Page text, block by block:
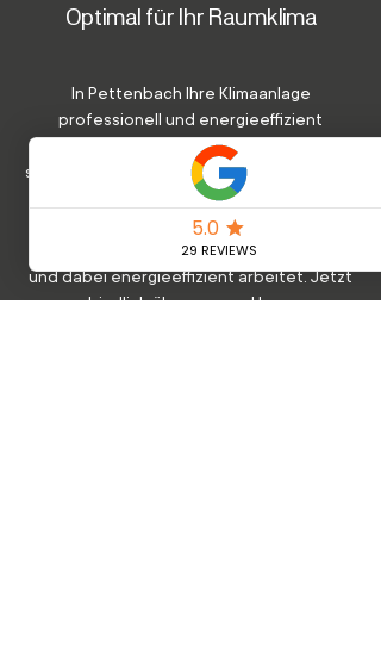
Optimal für Ihr Raumklima
In Pettenbach Ihre Klimaanlage
professionell und energieeffizient
installieren lassen. Unser Meisterbetrieb
steht für Qualität, Zuverlässigkeit und eine
umfassende Betreuung, von der Planung
bis zur Inbetriebnahme. Wir sorgen dafür,
dass Ihre Klimaanlage perfekt funktioniert
und dabei energieeffizient arbeitet. Jetzt
unverbindlich über unsere Homepage